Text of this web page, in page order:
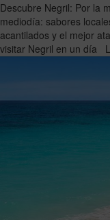
Descubre Negril: Por la
mediodía: sabores
acantilados y el mejor
visitar Negril en un día